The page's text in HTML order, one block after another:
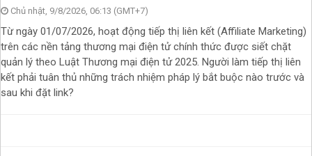
Chủ nhật, 9/8/2026, 06:13 (GMT+7)
Từ ngày 01/07/2026, hoạt động tiếp thị liên kết (Affiliate Marketing)
trên các nền tảng thương mại điện tử chính thức được siết chặt
quản lý theo Luật Thương mại điện tử 2025. Người làm tiếp thị liên
kết phải tuân thủ những trách nhiệm pháp lý bắt buộc nào trước và
sau khi đặt link?